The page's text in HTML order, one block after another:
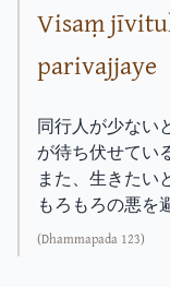
Visaṃ
parivajjaye
同行人が少ない
が待ち伏せてい
また、生きたい
もろもろの悪を
(Dhammapada 123)